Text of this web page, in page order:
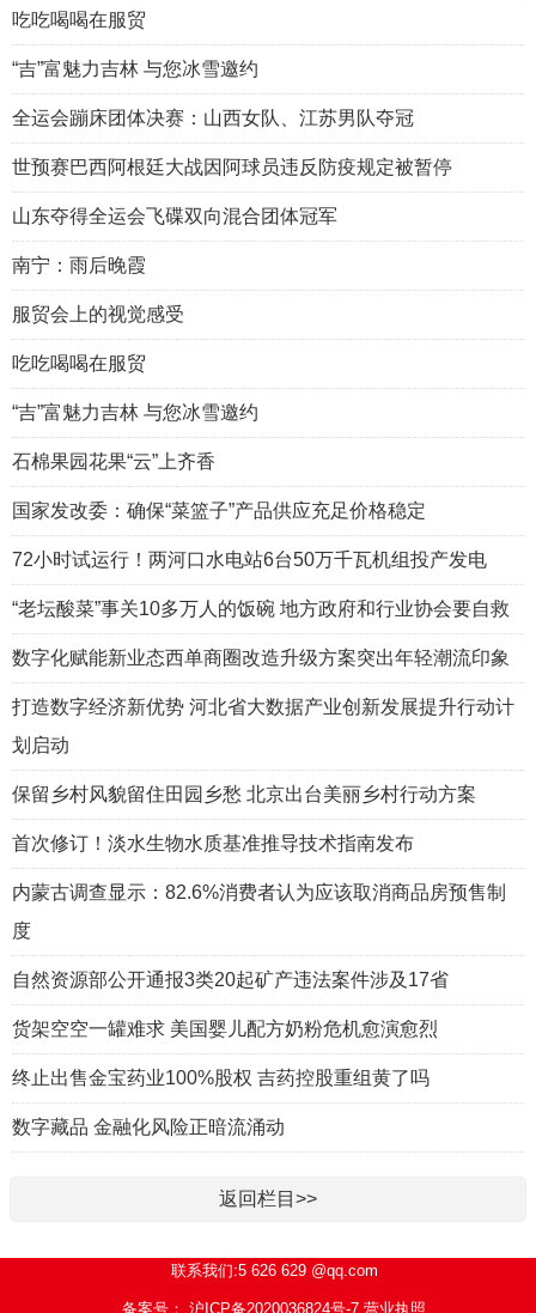
吃吃喝喝在服贸
“吉”富魅力吉林 与您冰雪邀约
全运会蹦床团体决赛：山西女队、江苏男队夺冠
世预赛巴西阿根廷大战因阿球员违反防疫规定被暂停
山东夺得全运会飞碟双向混合团体冠军
南宁：雨后晚霞
服贸会上的视觉感受
吃吃喝喝在服贸
“吉”富魅力吉林 与您冰雪邀约
石棉果园花果“云”上齐香
国家发改委：确保“菜篮子”产品供应充足价格稳定
72小时试运行！两河口水电站6台50万千瓦机组投产发电
“老坛酸菜”事关10多万人的饭碗 地方政府和行业协会要自救
数字化赋能新业态西单商圈改造升级方案突出年轻潮流印象
打造数字经济新优势 河北省大数据产业创新发展提升行动计
划启动
保留乡村风貌留住田园乡愁 北京出台美丽乡村行动方案
首次修订！淡水生物水质基准推导技术指南发布
内蒙古调查显示：82.6%消费者认为应该取消商品房预售制
度
自然资源部公开通报3类20起矿产违法案件涉及17省
货架空空一罐难求 美国婴儿配方奶粉危机愈演愈烈
终止出售金宝药业100%股权 吉药控股重组黄了吗
数字藏品 金融化风险正暗流涌动
返回栏目>>
联系我们:5 626 629 @qq.com
备案号： 沪ICP备2020036824号-7 营业执照